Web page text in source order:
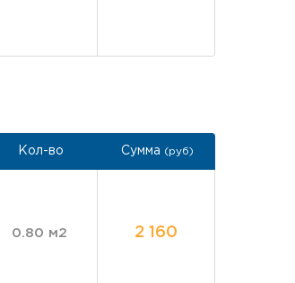
Кол-во Сумма (руб)
0.80 м2 2 160